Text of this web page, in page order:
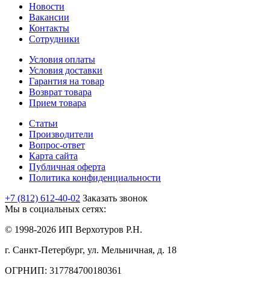
Новости
Вакансии
Контакты
Сотрудники
Условия оплаты
Условия доставки
Гарантия на товар
Возврат товара
Прием товара
Статьи
Производители
Вопрос-ответ
Карта сайта
Публичная оферта
Политика конфиденциальности
+7 (812) 612-40-02 Заказать звонок
Мы в социальных сетях:
© 1998-2026 ИП Верхотуров Р.Н.
г. Санкт-Петербург, ул. Мельничная, д. 18
ОГРНИП: 317784700180361